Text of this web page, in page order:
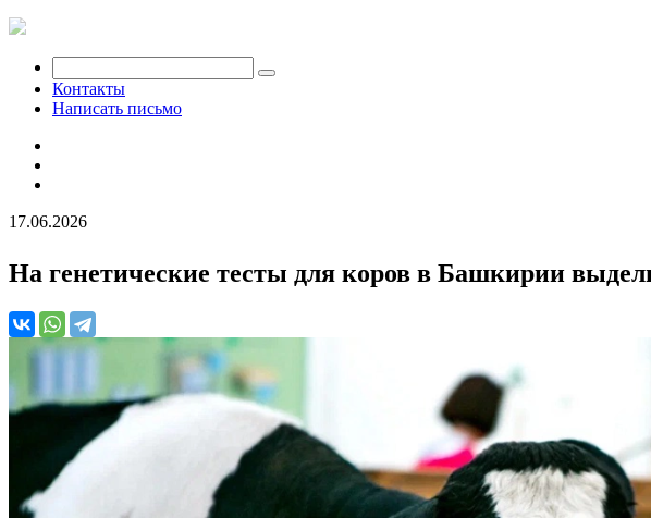
Контакты
Написать письмо
17.06.2026
На генетические тесты для коров в Башкирии